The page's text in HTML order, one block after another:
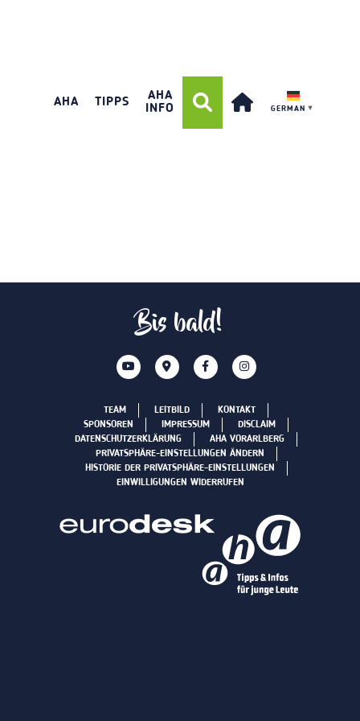
AHA TIPPS
AHA
INFO
GERMAN ▼
Bis bald!
TEAM LEITBILD
KONTAKT
SPONSOREN
IMPRESSUM
DISCLAIM
DATENSCHUTZERKLÄRUNG
AHA VORARLBERG
PRIVATSPHÄRE-EINSTELLUNGEN ÄNDERN
HISTORIE DER PRIVATSPHÄRE-EINSTELLUNGEN
EINWILLIGUNGEN WIDERRUFEN